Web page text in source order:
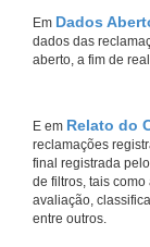
Em Dados
dados das
aberto, a fim de
E em Relato do
reclamações
final registrada
de filtros, tais
avaliação,
entre outros.